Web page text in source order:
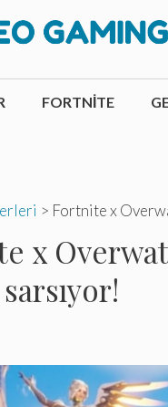
FORTNITE
> Fortnite x
x